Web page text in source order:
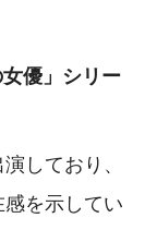
優」シリー
しており、
を示してい